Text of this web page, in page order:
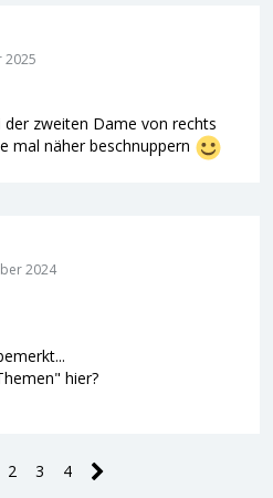
2025
zweiten Dame von rechts
mal näher beschnuppern
2024
hier?
2 3 4